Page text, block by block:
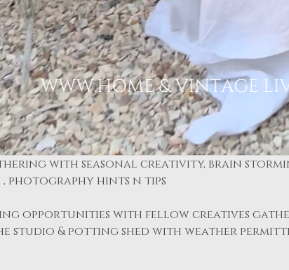
photography hints n tips
opportunities with fellow creatives
studio & potting shed with weather